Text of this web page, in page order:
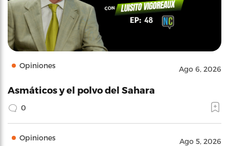
Opiniones Ago 6, 2026
Asmáticos y el polvo del Sahara
0
Opiniones Ago 5, 2026